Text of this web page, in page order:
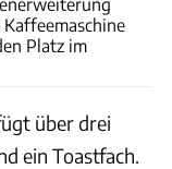
Platz im
über drei
ein Toastfach.